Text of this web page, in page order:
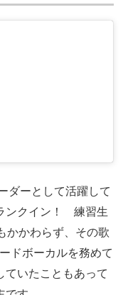
ダーとして活躍して
ンクイン！ 練習生
かかわらず、その歌
ドボーカルを務めて
ていたこともあって